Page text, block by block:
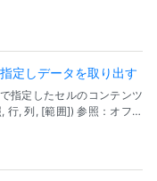
定しデータを取り出す
指定したセルのコンテンツ
行, 列, [範囲]) 参照：オフセ
。...